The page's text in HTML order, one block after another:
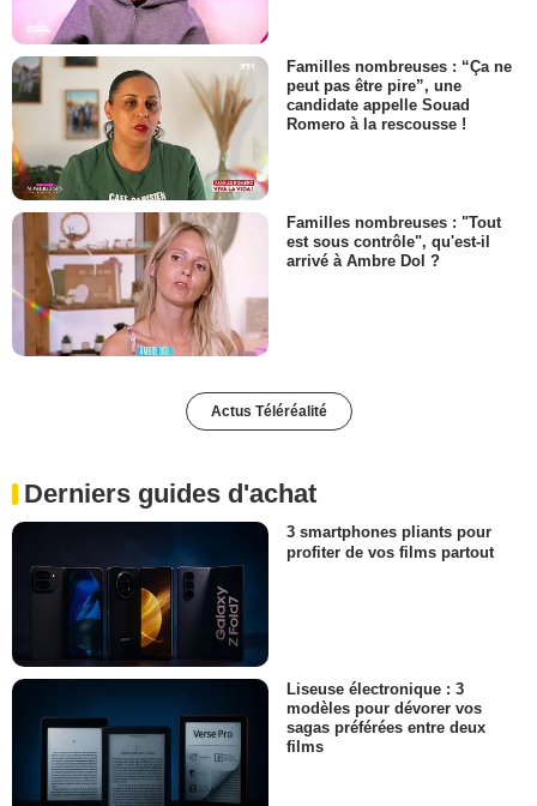
Familles nombreuses : “Ça ne
peut pas être pire”, une
candidate appelle Souad
Romero à la rescousse !
Familles nombreuses : "Tout
est sous contrôle", qu'est-il
arrivé à Ambre Dol ?
Actus Téléréalité
Derniers guides d'achat
3 smartphones pliants pour
profiter de vos films partout
Liseuse électronique : 3
modèles pour dévorer vos
sagas préférées entre deux
films